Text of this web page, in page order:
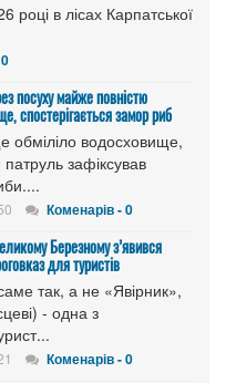
році в лісах Карпатської
посуху майже повністю
спостерігається замор риб
обміліло водосховище,
зафіксував
Коменарів - 0
Березному з’явився
для туристів
так, а не «Явірник»,
- одна з
Коменарів - 0